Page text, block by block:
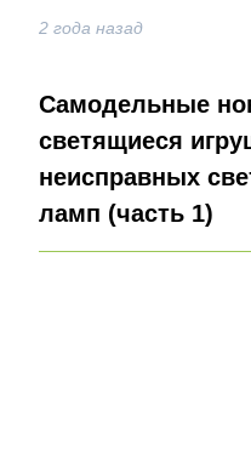
2 года назад
Самодельные
светящиеся
неисправных
ламп (часть 1)